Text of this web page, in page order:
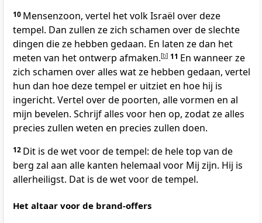
10 Mensenzoon, vertel het volk Israël over deze
tempel. Dan zullen ze zich schamen over de slechte
dingen die ze hebben gedaan. En laten ze dan het
meten van het ontwerp afmaken.[b] 11 En wanneer ze
zich schamen over alles wat ze hebben gedaan, vertel
hun dan hoe deze tempel er uitziet en hoe hij is
ingericht. Vertel over de poorten, alle vormen en al
mijn bevelen. Schrijf alles voor hen op, zodat ze alles
precies zullen weten en precies zullen doen.
12 Dit is de wet voor de tempel: de hele top van de
berg zal aan alle kanten helemaal voor Mij zijn. Hij is
allerheiligst. Dat is de wet voor de tempel.
Het altaar voor de brand-offers